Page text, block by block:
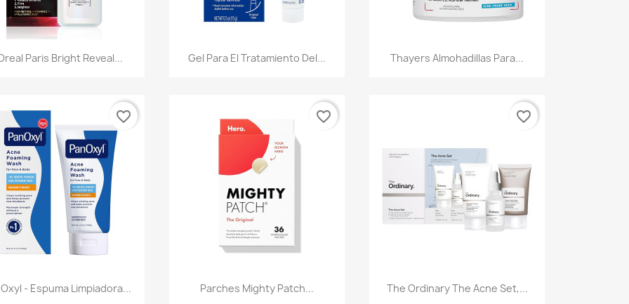
Vista rápida
Paris Bright Reveal... Vista rápida
Gel Para El Tratamiento Del...  Vista rápida
Thayers Almohadillas Para...
Vista rápida
- Espuma Limpiadora...
favorite_border
Vista rápida
Parches Mighty Patch...
favorite_border
Vista rápida
The Ordinary The Acne Set,...
favorite_border